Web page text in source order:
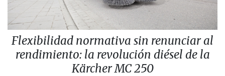
Flexibilidad normativa sin renunciar al
rendimiento: la revolución diésel de la
Kärcher MC 250